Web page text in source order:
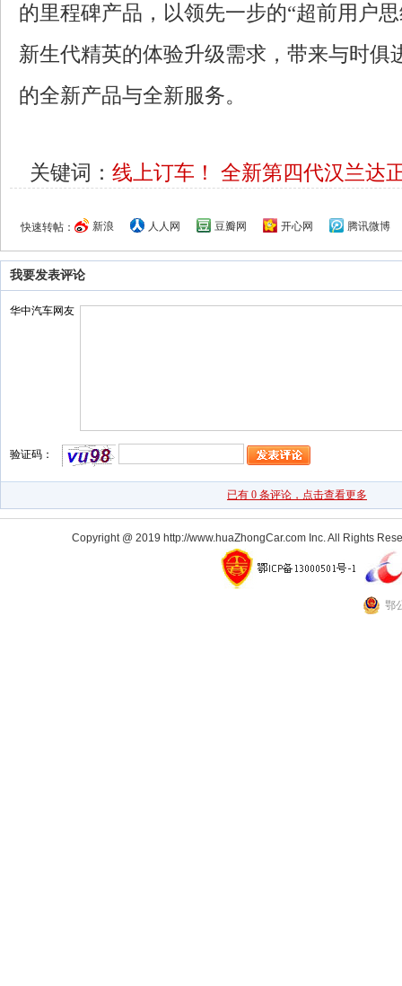
的里程碑产品，以领先一步的“超前用户
新生代精英的体验升级需求，带来与时俱
的全新产品与全新服务。
关键词： 线上订车！ 全新第四代汉兰达
快速转帖： 新浪 人人网 豆瓣网 开心网 腾讯微博
我要发表评论
Copyright @ 2019 http://www.huaZhongCar.com Inc. All Rights
鄂